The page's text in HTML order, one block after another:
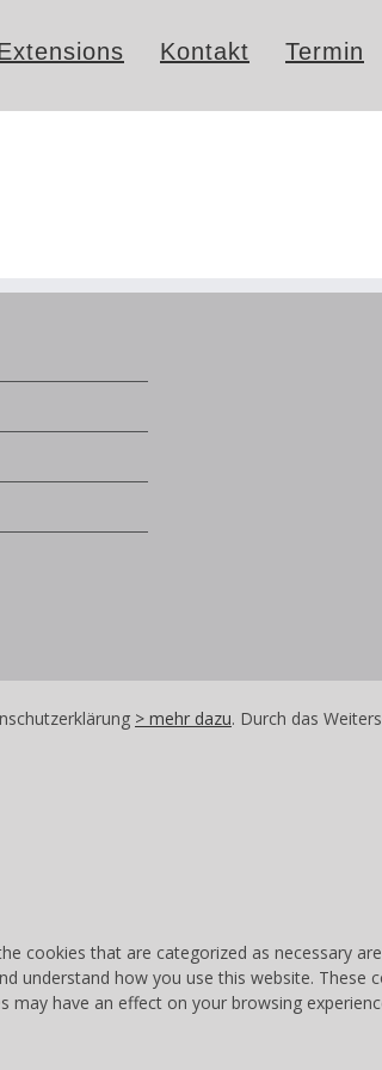
Kontakt Termin
> mehr dazu. Durch das
cookies that are categorized as necessary
understand how you use this website. These
have an effect on your browsing